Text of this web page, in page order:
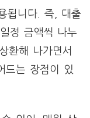
됩니다. 즉, 대출
정 금액씩 나누
환해 나가면서
드는 장점이 있